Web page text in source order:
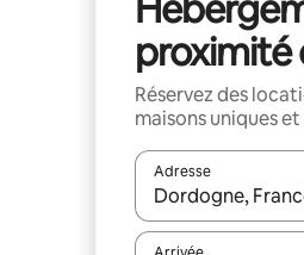
proximité
Réservez des
maisons uniques
Adresse
Lorsque les